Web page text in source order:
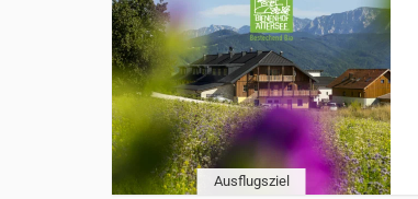
Ausflugsziel